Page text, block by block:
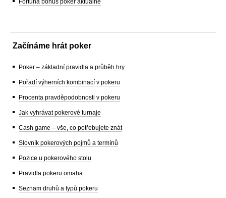
Fortuna bonus poker aktuálně
Začínáme hrát poker
Poker – základní pravidla a průběh hry
Pořadí výherních kombinací v pokeru
Procenta pravděpodobnosti v pokeru
Jak vyhrávat pokerové turnaje
Cash game – vše, co potřebujete znát
Slovník pokerových pojmů a termínů
Pozice u pokerového stolu
Pravidla pokeru omaha
Seznam druhů a typů pokeru